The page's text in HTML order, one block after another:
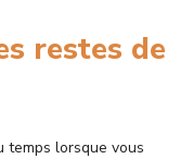
restes de
temps lorsque vous